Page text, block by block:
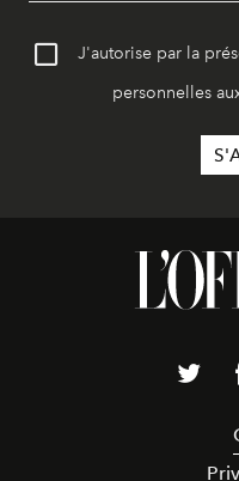
J'autorise par la
personnelles